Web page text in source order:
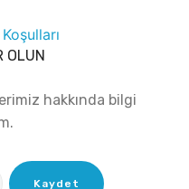
OLUN
hakkında bilgi
Kaydet